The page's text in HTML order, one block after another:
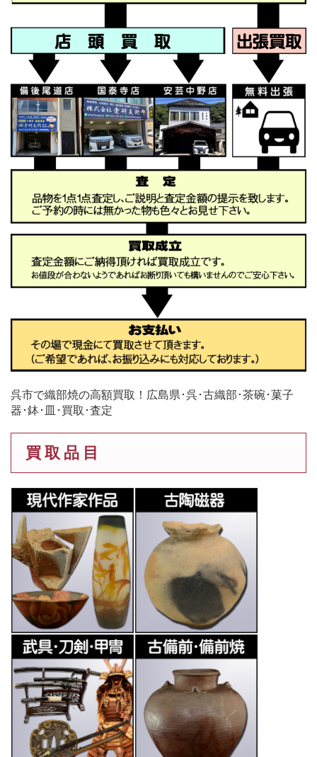
呉市で織部焼の高額買取！広島県･呉･古織部･茶碗･菓子
器･鉢･皿･買取･査定
買 取 品 目